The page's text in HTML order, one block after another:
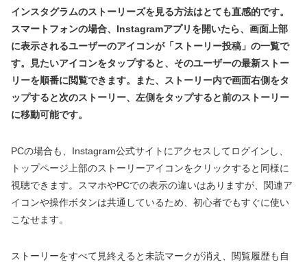
インスタグラムのストーリーズを見る方法はとても直感的です。
スマートフォンの場合、Instagramアプリを開いたら、画面上部
に表示されるユーザーのアイコンが「ストーリー投稿」の一覧で
す。見たいアイコンをタップすると、そのユーザーの最新ストー
リーを順番に閲覧できます。また、ストーリー内で画面右側をタ
ップすると次のストーリー、左側をタップすると前のストーリー
に移動可能です。
PCの場合も、Instagram公式サイトにアクセスしてログインし、
トップページ上部のストーリーアイコンをクリックすると同様に
視聴できます。スマホやPCでの表示の違いはありますが、関連ア
イコンや操作ボタンは共通しているため、初心者でもすぐに使い
こなせます。
ストーリーをすべて見終えると未読マークが消え、閲覧履歴も自